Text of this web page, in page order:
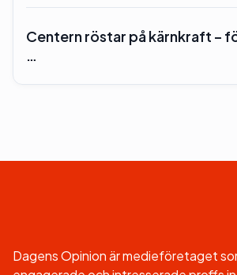
Centern röstar på kärnkraft –
…
Dagens Opinion är medieföretaget